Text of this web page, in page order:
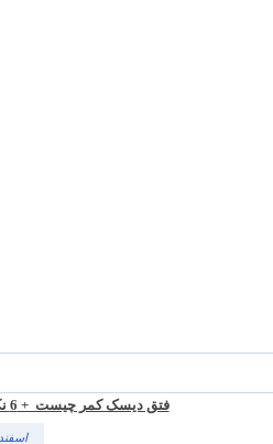
فتق دیسک کمر چیست + 6 نکته در مورد تشخیص و درمان آن
اسفند 1, 1402